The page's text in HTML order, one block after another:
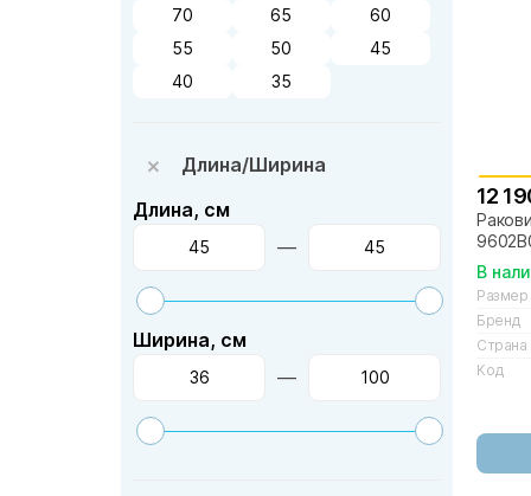
70
65
60
55
50
45
40
35
Длина/Ширина
Длина, см
—
Ширина, см
—
12
В
Размер
Бренд
Страна
Код